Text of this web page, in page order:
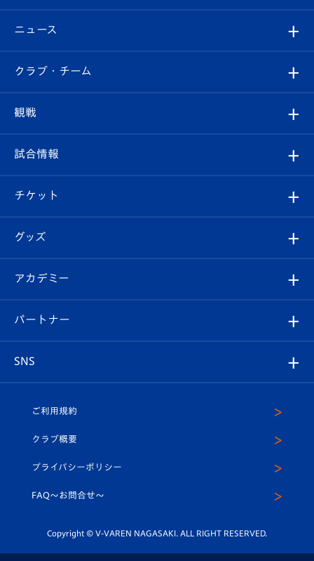
ニュース
すべて
クラブ
試合情報
チケット
イベント
メディア
ホームタウン
クラブ・チーム
クラブ概要
エンブレム紹介
スタッフプロフィール
マスコット紹介
平和祈念活動
ホームタウン活動
観戦
観戦ルール
はじめての観戦ガイド
Revive Team
ヴィヴィくんの長崎おもてなしガイド
試合情報
試合日程/結果
フォトギャラリー
スタジアムグルメ
チケット
チケット
V-LOVERS（ファンクラブ）
プレイヤーズスイート
グッズ
オンラインショップ
店舗情報
アカデミー
育成からのお知らせ
U-18
スクール
パートナー
SNS
ヴィヴィくんインスタグラム
公式LINE＠
ご利用規約
クラブ概要
プライバシーポリシー
FAQ〜お問合せ〜
Copyright © V-VAREN NAGASAKI. ALL RIGHT RESERVED.